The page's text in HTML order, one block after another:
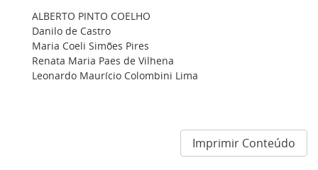
ALBERTO PINTO COELHO
Danilo de Castro
Maria Coeli Simões Pires
Renata Maria Paes de Vilhena
Leonardo Maurício Colombini Lima
Imprimir Conteúdo